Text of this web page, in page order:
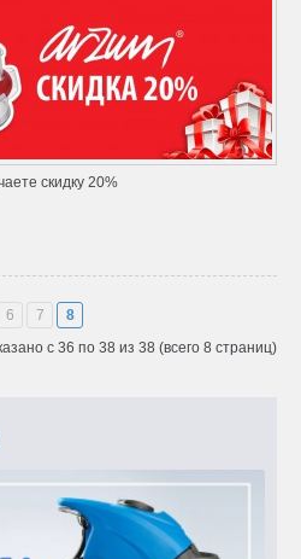
скидку 20%
6 7
8
с 36 по 38 из 38 (всего 8 страниц)